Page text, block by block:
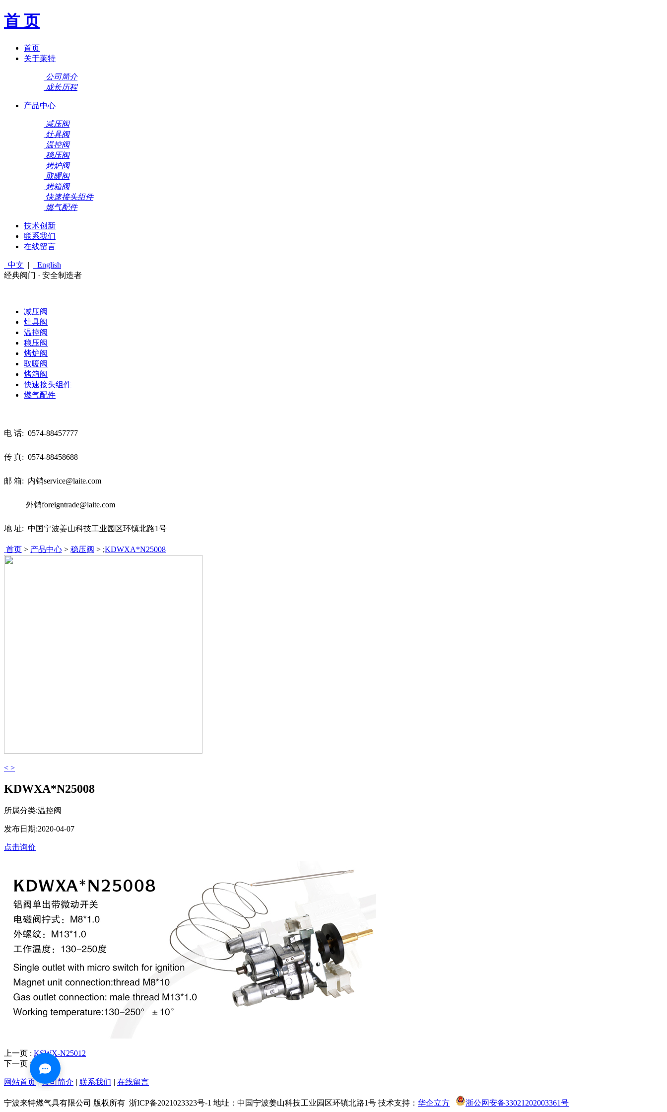
首 页
首页
关于莱特
公司简介
成长历程
产品中心
减压阀
灶具阀
温控阀
稳压阀
烤炉阀
取暖阀
烤箱阀
快速接头组件
燃气配件
技术创新
联系我们
在线留言
中文 |
English
经典阀门 · 安全制造者
减压阀
灶具阀
温控阀
稳压阀
烤炉阀
取暖阀
烤箱阀
快速接头组件
燃气配件
电 话: 0574-88457777
传 真: 0574-88458688
邮 箱: 内销service@laite.com
外销foreigntrade@laite.com
地 址: 中国宁波姜山科技工业园区环镇北路1号
首页 > 产品中心 > 稳压阀 > ;KDWXA*N25008
< >
KDWXA*N25008
所属分类:温控阀
发布日期:2020-04-07
点击询价
上一页 : KSWX-N25012
下一页 :JY60LP
网站首页 | 公司简介 | 联系我们 | 在线留言
宁波来特燃气具有限公司 版权所有 浙ICP备2021023323号-1 地址：中国宁波姜山科技工业园区环镇北路1号 技术支持： 华企立方 浙公网安备33021202003361号